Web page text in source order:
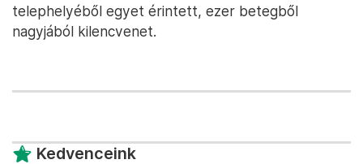
telephelyéből egyet érintett, ezer betegből
nagyjából kilencvenet.
Kedvenceink